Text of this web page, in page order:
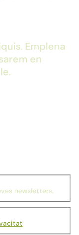
Emplena
en
newsletters.